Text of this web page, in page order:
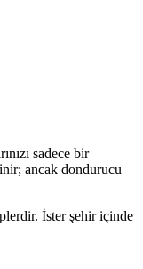
sadece bir
ancak dondurucu
İster şehir içinde